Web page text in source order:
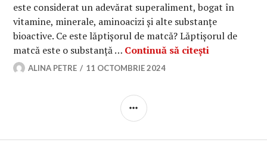
este considerat un adevărat superaliment, bogat în
vitamine, minerale, aminoacizi și alte substanțe
bioactive. Ce este lăptișorul de matcă? Lăptișorul de
matcă este o substanță … Continuă să citești
ALINA PETRE 11 OCTOMBRIE 2024
BARĂ